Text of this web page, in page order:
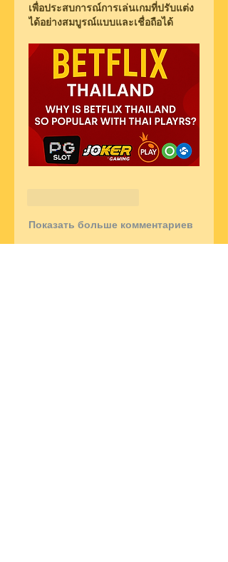
เพื่อประสบการณ์การเล่นเกมที่ปรับแต่ง
ได้อย่างสมบูรณ์แบบและเชื่อถือได้
Показать больше комментариев